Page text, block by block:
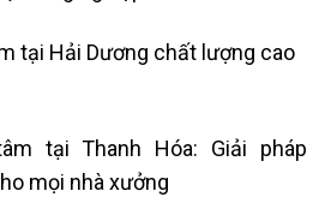
tại Hải Dương chất lượng cao
tại Thanh Hóa: Giải pháp
mọi nhà xưởng